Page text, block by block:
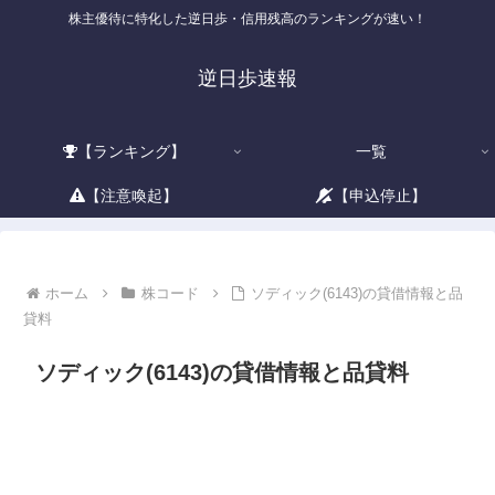
株主優待に特化した逆日歩・信用残高のランキングが速い！
逆日歩速報
【ランキング】 一覧
【注意喚起】 【申込停止】
ホーム 株コード
ソディック(6143)の貸借情報と品
貸料
ソディック(6143)の貸借情報と品貸料